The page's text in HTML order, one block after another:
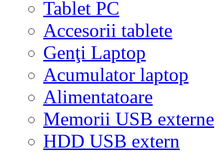
Tablet PC
Accesorii tablete
Genţi Laptop
Acumulator laptop
Alimentatoare
Memorii USB externe
HDD USB extern